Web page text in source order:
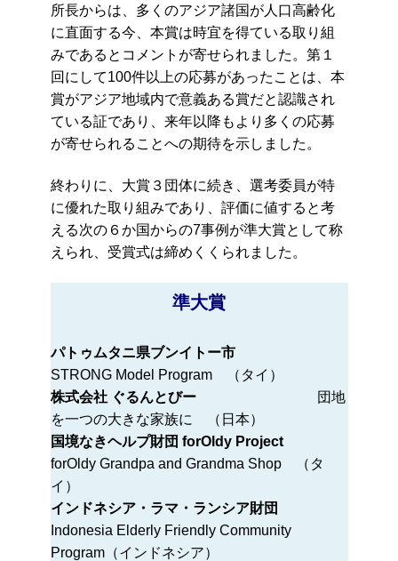
所長からは、多くのアジア諸国が人口高齢化
に直面する今、本賞は時宜を得ている取り組
みであるとコメントが寄せられました。第１
回にして100件以上の応募があったことは、本
賞がアジア地域内で意義ある賞だと認識され
ている証であり、来年以降もより多くの応募
が寄せられることへの期待を示しました。
終わりに、大賞３団体に続き、選考委員が特
に優れた取り組みであり、評価に値すると考
える次の６か国からの7事例 が準大賞として称
えられ、受賞式は締めくくられました。
準大賞
パトゥムタニ県ブンイトー市
STRONG Model Program （タイ）
株式会社 ぐるんとびー
団地
を一つの大きな家族に （日本）
国境なきヘルプ財団 forOldy Project
forOldy Grandpa and Grandma Shop （タ
イ）
インドネシア・ラマ・ランシア財団
Indonesia Elderly Friendly Community
Program（インドネシア）